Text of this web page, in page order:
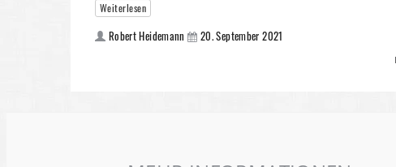
Weiterlesen
Robert Heidemann 20. September 2021